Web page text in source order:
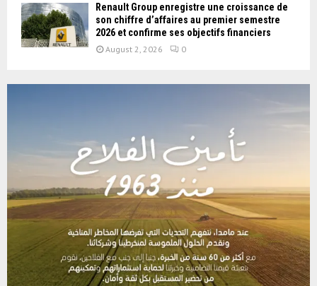
Renault Group enregistre une croissance de
son chiffre d’affaires au premier semestre
2026 et confirme ses objectifs financiers
August 2, 2026 0